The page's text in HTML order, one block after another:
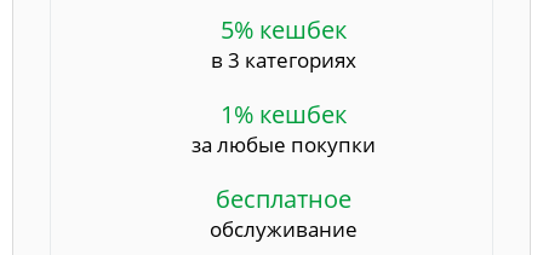
5% кешбек
в 3 категориях
1% кешбек
за любые покупки
бесплатное
обслуживание